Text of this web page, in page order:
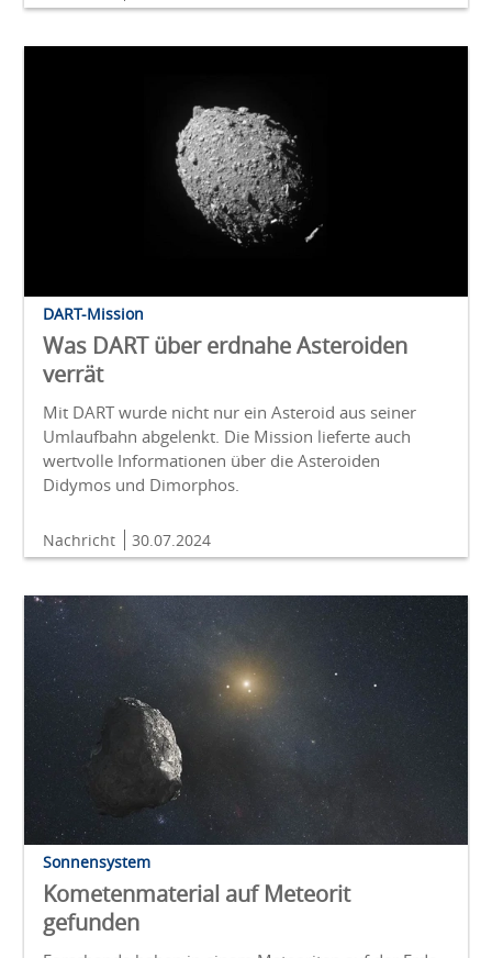
DART-Mission
Was DART über erdnahe Asteroiden
verrät
Mit DART wurde nicht nur ein Asteroid aus seiner
Umlaufbahn abgelenkt. Die Mission lieferte auch
wertvolle Informationen über die Asteroiden
Didymos und Dimorphos.
Nachricht 30.07.2024
Sonnensystem
Kometenmaterial auf Meteorit
gefunden